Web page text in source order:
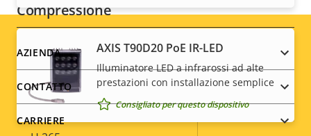
Compressione
Descrizione
della
proprietà
Valore
della
proprietà
Zipstream
H.264
Baseline,
High, Main
AXIS T90D20 PoE IR-LED
Illuminatore LED a infrarossi ad alte
prestazioni con installazione semplice
Consigliato per questo dispositivo
Footer
menu
AZIENDA
CONTATTO
CARRIERE